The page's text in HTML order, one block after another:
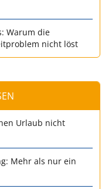
Warum die
nicht löst
Urlaub nicht
Mehr als nur ein